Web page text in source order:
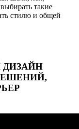
такие
стилю и общей